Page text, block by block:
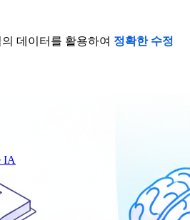
IA
데이터를 활용하여 정확한 수정